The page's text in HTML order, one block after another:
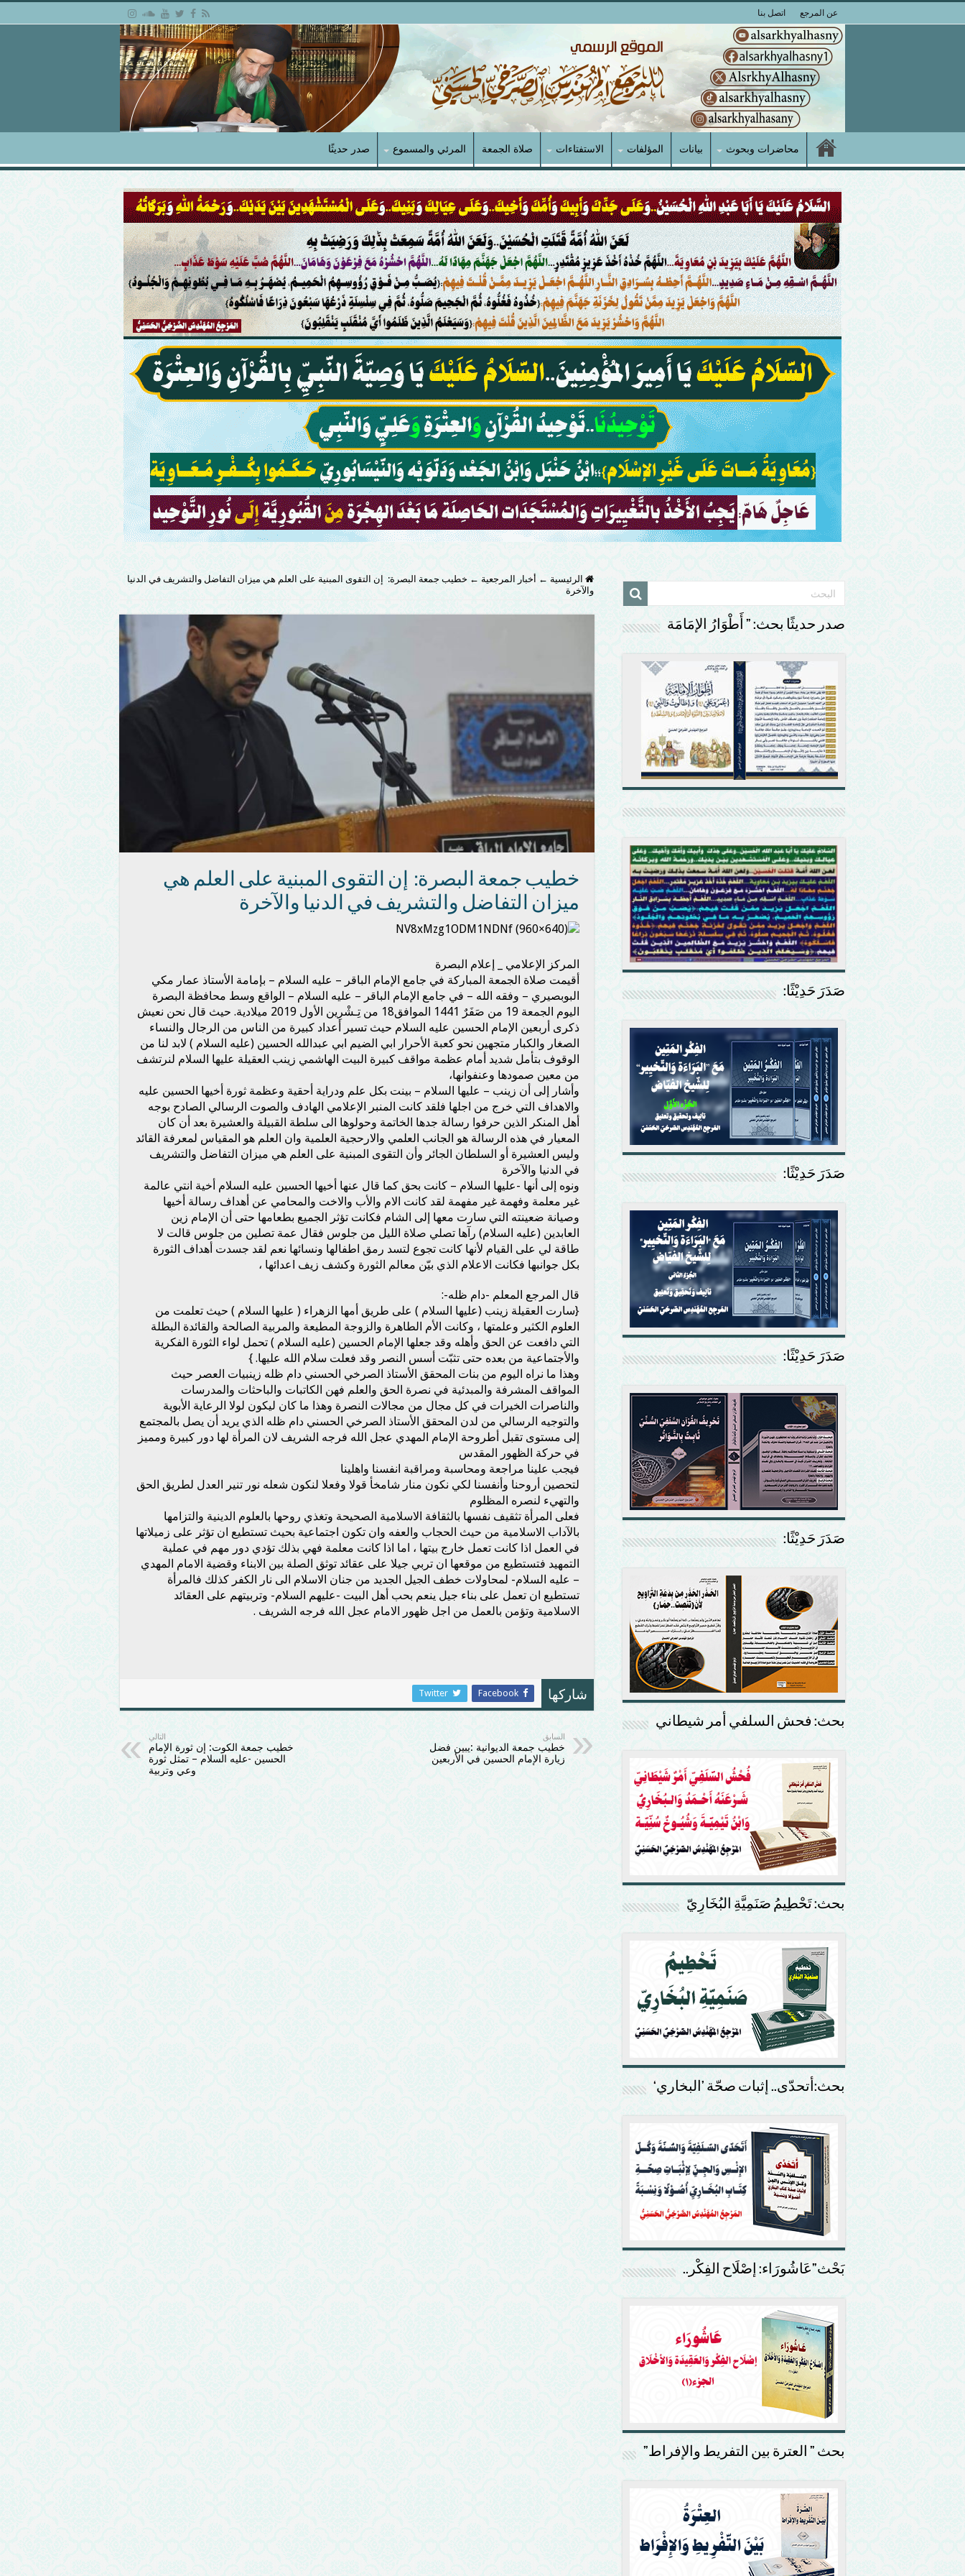
عن المرجع اتصل بنا
محاضرات وبحوث بيانات المؤلفات الاستفتاءات صلاة الجمعة المرئي والمسموع صدر حديثًا
الرئيسية ← أخبار المرجعية ← خطيب جمعة البصرة: إن التقوى المبنية على العلم هي ميزان التفاضل والتشريف في الدنيا
والآخرة
خطيب جمعة البصرة: إن التقوى المبنية على العلم هي
ميزان التفاضل والتشريف في الدنيا والآخرة
المركز الإعلامي _ إعلام البصرة
أقيمت صلاة الجمعة المباركة في جامع الإمام الباقر – عليه السلام – بإمامة الأستاذ عمار مكي
البوبصيري – وفقه الله – في جامع الإمام الباقر – عليه السلام – الواقع وسط محافظة البصرة
اليوم الجمعة 19 من صَفَرٌ
1441 الموافق18 من تِـشْرِين الأول 2019 ميلادية. حيث قال نحن نعيش
ذكرى أربعين الإمام الحسين عليه السلام حيث تسير أعداد كبيرة من الناس من الرجال والنساء
الصغار والكبار متجهين نحو كعبة الأحرار ابي الضيم ابي عبدالله الحسين (عليه السلام ) لابد لنا من
الوقوف بتأمل شديد أمام عظمة مواقف كبيرة البيت الهاشمي زينب العقيلة عليها السلام لنرتشف
من معين صمودها وعنفوانها،
وأشار إلى أن زينب – عليها السلام – بينت بكل علم ودراية أحقية وعظمة ثورة أخيها الحسين عليه
والاهداف التي خرج من اجلها فلقد كانت المنبر الإعلامي الهادف والصوت الرسالي الصادح بوجه
أهل المنكر الذين حرفوا رسالة جدها الخاتمة وحولوها الى سلطة القبيلة والعشيرة بعد أن كان
المعيار في هذه الرسالة هو الجانب العلمي والارحجية العلمية وان العلم هو المقياس لمعرفة القائد
وليس العشيرة أو السلطان الجائر وأن التقوى المبنية على العلم هي ميزان التفاضل والتشريف
في الدنيا والآخرة
ونوه إلى أنها -عليها السلام – كانت بحق كما قال عنها أخيها الحسين عليه السلام أخية انتي عالمة
غير معلمة وفهمة غير مفهمة لقد كانت الام والأب والاخت والمحامي عن أهداف رسالة أخيها
وصيانة ضعينته التي سارت معها إلى الشام فكانت تؤثر الجميع بطعامها حتى أن الإمام زين
العابدين (عليه السلام) رآها تصلي صلاة الليل من جلوس فقال عمة تصلين من جلوس قالت لا
طاقة لي على القيام لأنها كانت تجوع لتسد رمق اطفالها ونسائها نعم لقد جسدت أهداف الثورة
بكل جوانبها فكانت الاعلام الذي بيّن معالم الثورة وكشف زيف اعدائها ،
قال المرجع المعلم -دام ظله-:
{سارت العقيلة زينب (عليها السلام ) على طريق أمها الزهراء ( عليها السلام ) حيث تعلمت من
العلوم الكثير وعلمتها ، وكانت الأم الطاهرة والزوجة المطيعة والمربية الصالحة والقائدة البطلة
التي دافعت عن الحق وأهله وقد جعلها الإمام الحسين (عليه السلام ) تحمل لواء الثورة الفكرية
والأجتماعية من بعده حتى تثبّت أسس النصر وقد فعلت سلام الله عليها. }
وهذا ما نراه اليوم من بنات المحقق الأستاذ الصرخي الحسني دام ظله زينبيات العصر حيث
المواقف المشرفة والمبدئية في نصرة الحق والعلم فهن الكاتبات والباحثات والمدرسات
والناصرات الخيرات في كل مجال من مجالات النصرة وهذا ما كان ليكون لولا الرعاية الأبوية
والتوجيه الرسالي من لدن المحقق الأستاذ الصرخي الحسني دام ظله الذي يريد أن يصل بالمجتمع
إلى مستوى تقبل أطروحة الإمام المهدي عجل الله فرجه الشريف لان المرأة لها دور كبيرة ومميز
في حركة الظهور المقدس
فيجب علينا مراجعة ومحاسبة ومراقبة انفسنا واهلينا
لتحصين أروحنا وأنفسنا لكي نكون منار شامخأ قولا وفعلا لنكون شعله نور تنير العدل لطريق الحق
والتهيء لنصره المظلوم
فعلى المرأة تثقيف نفسها بالثقافة الاسلامية الصحيحة وتغذي روحها بالعلوم الدينية والتزامها
بالآداب الاسلامية من حيث الحجاب والعفه وان تكون اجتماعية بحيث تستطيع ان تؤثر على زميلاتها
في العمل اذا كانت تعمل خارج بيتها ، اما اذا كانت معلمة فهي بذلك تؤدي دور مهم في عملية
التمهيد فتستطيع من موقعها ان تربي جيلا على عقائد توثق الصلة بين الابناء وقضية الامام المهدي
– عليه السلام- لمحاولات خطف الجيل الجديد من جنان الاسلام الى نار الكفر كذلك فالمرأة
تستطيع ان تعمل على بناء جيل ينعم بحب أهل البيت -عليهم السلام- وتربيتهم على العقائد
الاسلامية وتؤمن بالعمل من اجل ظهور الامام عجل الله فرجه الشريف .
شاركها Facebook
Twitter
السابق
خطيب جمعة الديوانية :يبين فضل
زيارة الإمام الحسين في الأربعين
التالي
خطيب جمعة الكوت: إن ثورة الإمام
الحسين -عليه السلام – تمثل ثورة
وعي وتربية
صدر حديثًا بحث: ” أَطْوَارُ الإمَامَة
صَدَرَ حَدِيْثًا:
صَدَرَ حَدِيْثًا:
صَدَرَ حَدِيْثًا:
صَدَرَ حَدِيْثًا:
بحث: فحش السلفي أمر شيطاني
بحث: تَحْطِيمُ صَنَمِيَّةِ البُخَارِيّ
بحث:أتحدّى.. إثبات صحّة ’البخاري‘
بَحْث”عَاشُورَاء: إصْلَاح الفِكْر..
بحث ” العترة بين التفريط والإفراط”